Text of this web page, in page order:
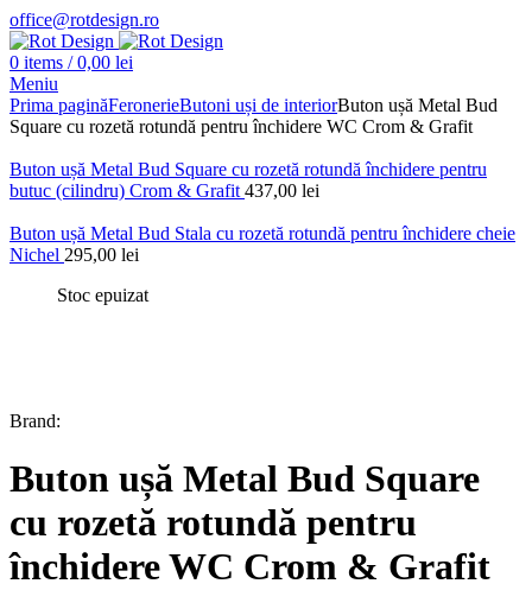
office@rotdesign.ro
0 items / 0,00 lei
Meniu
Prima paginăFeronerieButoni uși de interiorButon ușă Metal Bud
Square cu rozetă rotundă pentru închidere WC Crom & Grafit
Buton ușă Metal Bud Square cu rozetă rotundă închidere pentru
butuc (cilindru) Crom & Grafit 437,00 lei
Buton ușă Metal Bud Stala cu rozetă rotundă pentru închidere cheie
Nichel 295,00 lei
Stoc epuizat
Brand:
Buton ușă Metal Bud Square
cu rozetă rotundă pentru
închidere WC Crom & Grafit